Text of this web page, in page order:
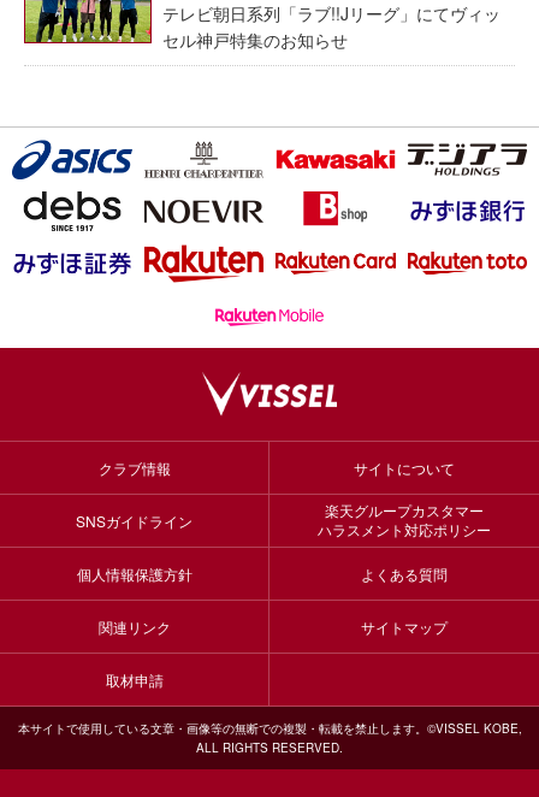
テレビ朝日系列「ラブ!!Jリーグ」にてヴィッ
セル神戸特集のお知らせ
クラブ情報 サイトについて
SNSガイドライン
楽天グループカスタマー
ハラスメント対応ポリシー
個人情報保護方針 よくある質問
関連リンク サイトマップ
取材申請
本サイトで使用している文章・画像等の無断での複製・転載を禁止します。©VISSEL KOBE,
ALL RIGHTS RESERVED.